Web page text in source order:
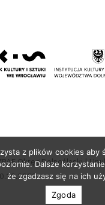
Okręg Dolnośląski |
z plików cookies aby
Dalsze
że zgadzasz się na ich
Zgoda